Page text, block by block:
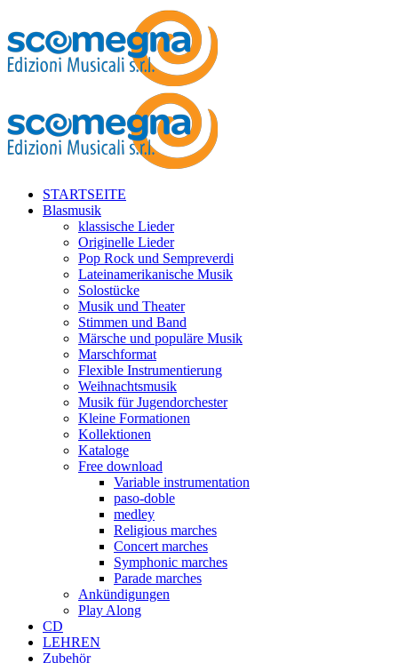
STARTSEITE
Blasmusik
klassische Lieder
Originelle Lieder
Pop Rock und Sempreverdi
Lateinamerikanische Musik
Solostücke
Musik und Theater
Stimmen und Band
Märsche und populäre Musik
Marschformat
Flexible Instrumentierung
Weihnachtsmusik
Musik für Jugendorchester
Kleine Formationen
Kollektionen
Kataloge
Free download
Variable instrumentation
paso-doble
medley
Religious marches
Concert marches
Symphonic marches
Parade marches
Ankündigungen
Play Along
CD
LEHREN
Zubehör